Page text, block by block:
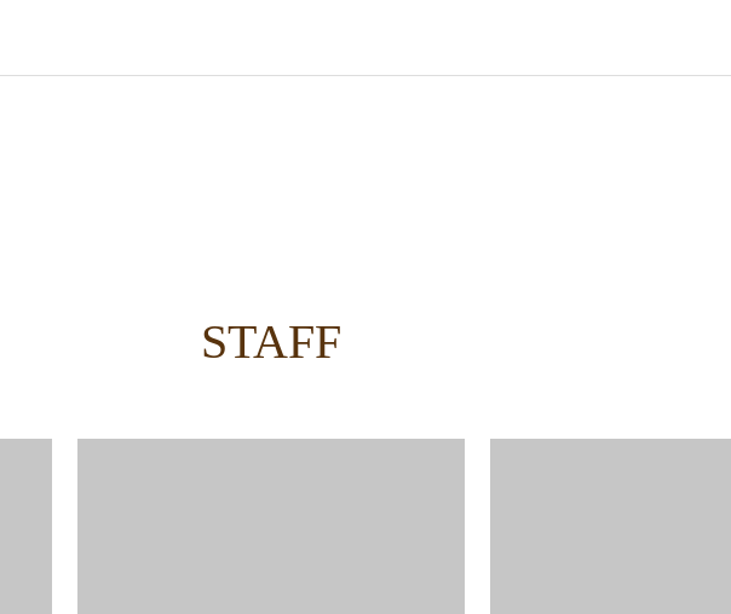
STAFF